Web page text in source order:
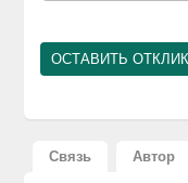
Связь Автор